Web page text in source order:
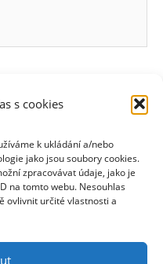
s cookies
k ukládání a/nebo
jako jsou soubory cookies.
zpracovávat údaje, jako je
na tomto webu. Nesouhlas
ovlivnit určité vlastnosti a